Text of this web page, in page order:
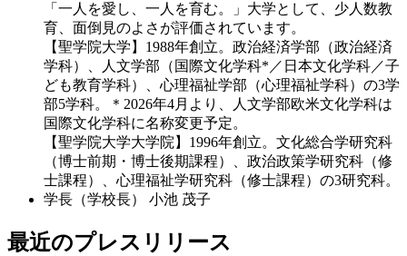
「一人を愛し、一人を育む。」大学として、少人数教
育、面倒見のよさが評価されています。
【聖学院大学】1988年創立。政治経済学部（政治経済
学科）、人文学部（国際文化学科*／日本文化学科／子
ども教育学科）、心理福祉学部（心理福祉学科）の3学
部5学科。＊2026年4月より、人文学部欧米文化学科は
国際文化学科に名称変更予定。
【聖学院大学大学院】1996年創立。文化総合学研究科
（博士前期・博士後期課程）、政治政策学研究科（修
士課程）、心理福祉学研究科（修士課程）の3研究科。
学長（学校長）
小池 茂子
最近のプレスリリース